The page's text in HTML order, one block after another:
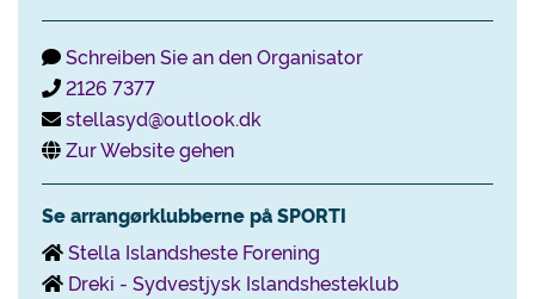
Schreiben Sie an den Organisator
2126 7377
stellasyd@outlook.dk
Zur Website gehen
Se arrangørklubberne på SPORTI
Stella Islandsheste Forening
Dreki - Sydvestjysk Islandshesteklub